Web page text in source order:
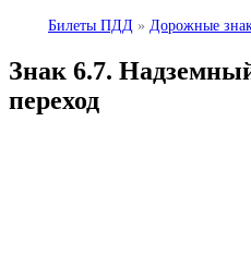
Билеты ПДД » Дорожные
Знак 6.7.
переход